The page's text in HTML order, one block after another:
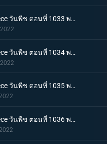
One piece วันพีช ตอนที่ 1033 พากย์ไทย ชี้ขาด หมัดราชันย์เร่งความเร็วของลูฟี่
One piece วันพีช ตอนที่ 1034 พากย์ไทย ลูฟี่พ่ายแพ้! กลุ่มหมวกฟางตกที่นั่งลำบาก
One piece วันพีช ตอนที่ 1035 พากย์ไทย ร้อยอสูรเหยียบย่ำ สิ้นสมัยตระกูลโคสึกิ
One piece วันพีช ตอนที่ 1036 พากย์ไทย ต่อต้านคืนมืดมิด โชกุนใหญ่แคว้นวะกู่ก้อง